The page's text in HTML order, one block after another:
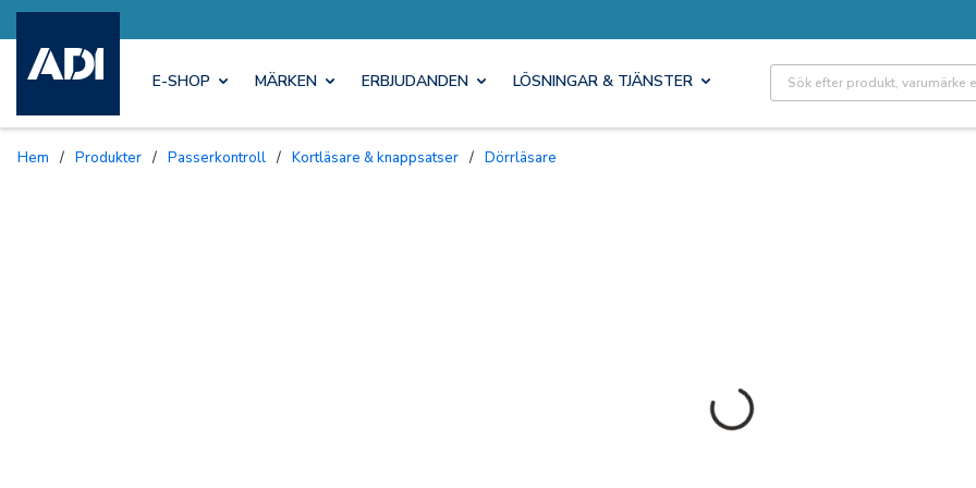
E-SHOP MÄRKEN ERBJUDANDEN LÖSNINGAR & TJÄNSTER Site Search
Hem / Produkter / Passerkontroll / Kortläsare & knappsatser / Dörrläsare